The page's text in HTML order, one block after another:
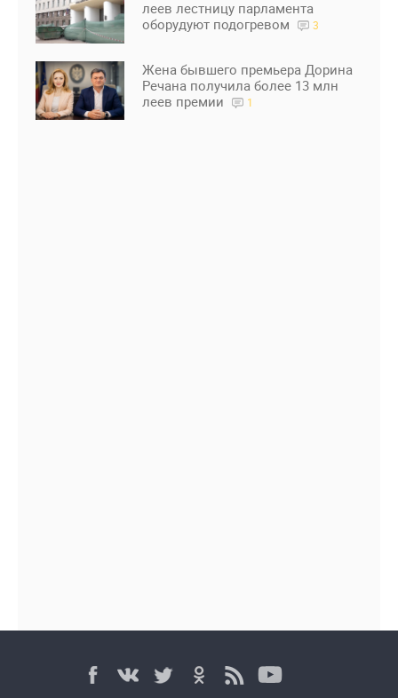
леев лестницу парламента
оборудуют подогревом
3
Жена бывшего премьера Дорина
Речана получила более 13 млн
леев премии
1